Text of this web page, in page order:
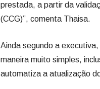
prestada, a partir da
(CCG)”, comenta Thaisa.
Ainda segundo a
maneira muito simples,
automatiza a atualização